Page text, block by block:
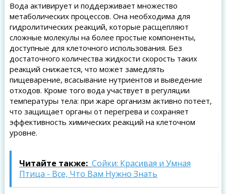
Вода активирует и поддерживает множество
метаболических процессов. Она необходима для
гидролитических реакций, которые расщепляют
сложные молекулы на более простые компоненты,
доступные для клеточного использования. Без
достаточного количества жидкости скорость таких
реакций снижается, что может замедлять
пищеварение, всасывание нутриентов и выведение
отходов. Кроме того вода участвует в регуляции
температуры тела: при жаре организм активно потеет,
что защищает органы от перегрева и сохраняет
эффективность химических реакций на клеточном
уровне.
Читайте также: Сойки: Красивая и Умная
Птица - Все, Что Вам Нужно Знать